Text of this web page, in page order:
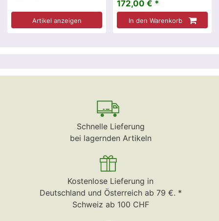
Artikel anzeigen
172,00 € *
In den Warenkorb
Schnelle Lieferung
bei lagernden Artikeln
Kostenlose Lieferung in
Deutschland und Österreich ab 79 €. *
Schweiz ab 100 CHF